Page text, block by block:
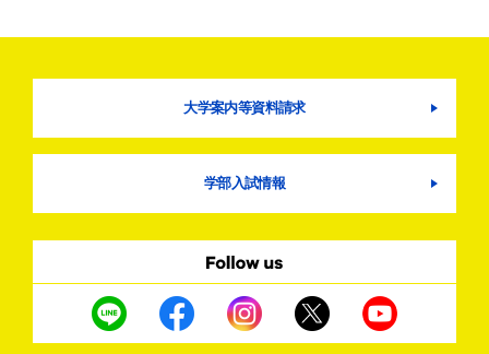
大学案内等資料請求
学部入試情報